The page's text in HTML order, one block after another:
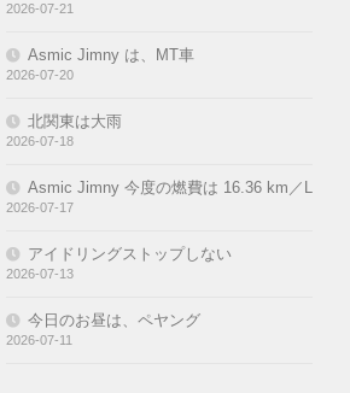
2026-07-21
Asmic Jimny は、MT車
2026-07-20
北関東は大雨
2026-07-18
Asmic Jimny 今度の燃費は 16.36 km／L
2026-07-17
アイドリングストップしない
2026-07-13
今日のお昼は、ペヤング
2026-07-11